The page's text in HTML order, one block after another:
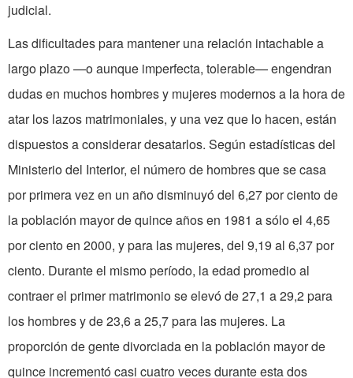
judicial.
Las dificultades para mantener una relación intachable a
largo plazo —o aunque imperfecta, tolerable— engendran
dudas en muchos hombres y mujeres modernos a la hora de
atar los lazos matrimoniales, y una vez que lo hacen, están
dispuestos a considerar desatarlos. Según estadísticas del
Ministerio del Interior, el número de hombres que se casa
por primera vez en un año disminuyó del 6,27 por ciento de
la población mayor de quince años en 1981 a sólo el 4,65
por ciento en 2000, y para las mujeres, del 9,19 al 6,37 por
ciento. Durante el mismo período, la edad promedio al
contraer el primer matrimonio se elevó de 27,1 a 29,2 para
los hombres y de 23,6 a 25,7 para las mujeres. La
proporción de gente divorciada en la población mayor de
quince incrementó casi cuatro veces durante esta dos